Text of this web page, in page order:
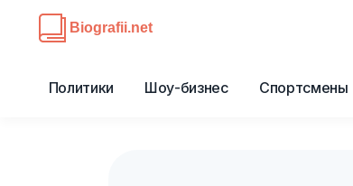
Политики Шоу-бизнес Спортсмены